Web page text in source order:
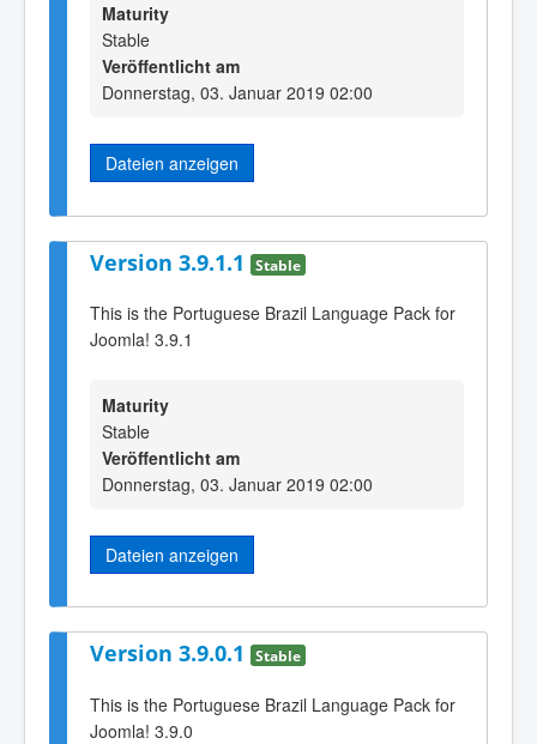
Maturity
Stable
Veröffentlicht am
Donnerstag, 03. Januar 2019 02:00
Dateien anzeigen
Version 3.9.1.1 Stable
This is the Portuguese Brazil Language Pack for
Joomla! 3.9.1
Maturity
Stable
Veröffentlicht am
Donnerstag, 03. Januar 2019 02:00
Dateien anzeigen
Version 3.9.0.1 Stable
This is the Portuguese Brazil Language Pack for
Joomla! 3.9.0